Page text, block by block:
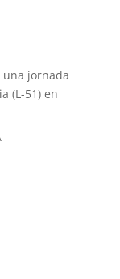
una jornada
(L-51) en